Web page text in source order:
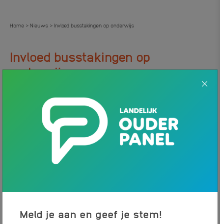
Home > Nieuws > Invloed busstakingen op onderwijs
Invloed busstakingen op
onderwijs.
9 MAART 2023
Het is van belang dat alle leerlingen, ook die met het
streekvervoer reizen, naar school kunnen. Dat wordt nu
regelmatig moeilijk gemaakt door de busstakingen in het
openbaar vervoer. Leerlingen die zijn aangewezen op het
openbaar vervoer komen nu vaker te laat of missen zelfs
Lukt het niet om je kind naar school te brengen op de dag van
Meld je aan en geef je stem!